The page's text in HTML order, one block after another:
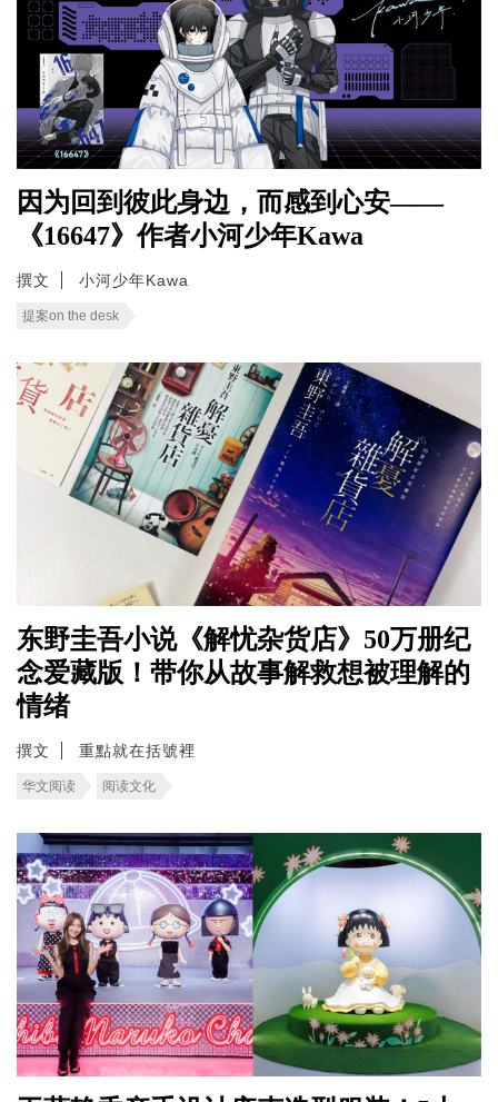
因为回到彼此身边，而感到心安——
《16647》作者小河少年Kawa
撰文 小河少年Kawa
提案on the desk
东野圭吾小说《解忧杂货店》50万册纪
念爱藏版！带你从故事解救想被理解的
情绪
撰文 重點就在括號裡
华文阅读 阅读文化